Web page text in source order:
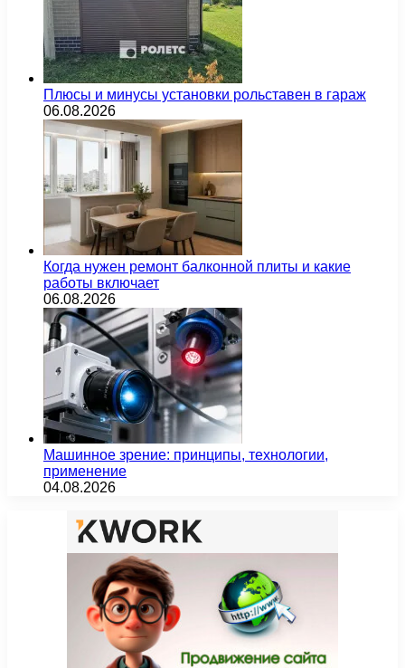
Плюсы и минусы установки рольставен в гараж
06.08.2026
Когда нужен ремонт балконной плиты и какие
работы включает
06.08.2026
Машинное зрение: принципы, технологии,
применение
04.08.2026